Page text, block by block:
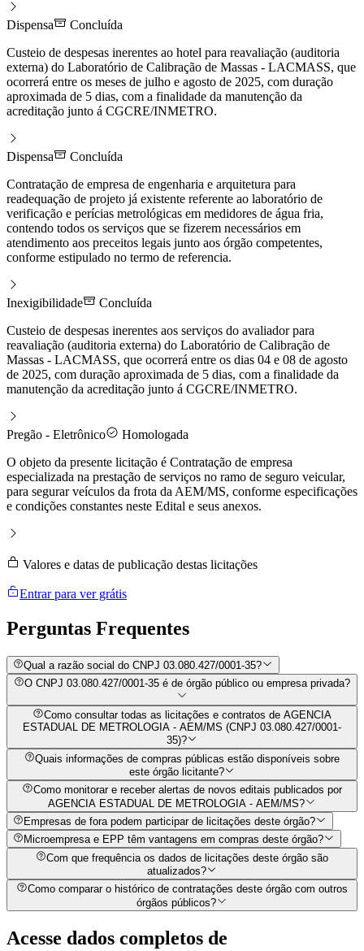
Dispensa
Concluída
Custeio de despesas inerentes ao hotel para reavaliação (auditoria
externa) do Laboratório de Calibração de Massas - LACMASS, que
ocorrerá entre os meses de julho e agosto de 2025, com duração
aproximada de 5 dias, com a finalidade da manutenção da
acreditação junto á CGCRE/INMETRO.
Dispensa
Concluída
Contratação de empresa de engenharia e arquitetura para
readequação de projeto já existente referente ao laboratório de
verificação e perícias metrológicas em medidores de água fria,
contendo todos os serviços que se fizerem necessários em
atendimento aos preceitos legais junto aos órgão competentes,
conforme estipulado no termo de referencia.
Inexigibilidade
Concluída
Custeio de despesas inerentes aos serviços do avaliador para
reavaliação (auditoria externa) do Laboratório de Calibração de
Massas - LACMASS, que ocorrerá entre os dias 04 e 08 de agosto
de 2025, com duração aproximada de 5 dias, com a finalidade da
manutenção da acreditação junto á CGCRE/INMETRO.
Pregão - Eletrônico
Homologada
O objeto da presente licitação é Contratação de empresa
especializada na prestação de serviços no ramo de seguro veicular,
para segurar veículos da frota da AEM/MS, conforme especificações
e condições constantes neste Edital e seus anexos.
Valores e datas de publicação destas licitações
Entrar para ver grátis
Perguntas Frequentes
Qual a razão social do CNPJ 03.080.427/0001-35?
O CNPJ 03.080.427/0001-35 é de órgão público ou empresa privada?
Como consultar todas as licitações e contratos de AGENCIA
ESTADUAL DE METROLOGIA - AEM/MS (CNPJ 03.080.427/0001-
35)?
Quais informações de compras públicas estão disponíveis sobre
este órgão licitante?
Como monitorar e receber alertas de novos editais publicados por
AGENCIA ESTADUAL DE METROLOGIA - AEM/MS?
Empresas de fora podem participar de licitações deste órgão?
Microempresa e EPP têm vantagens em compras deste órgão?
Com que frequência os dados de licitações deste órgão são
atualizados?
Como comparar o histórico de contratações deste órgão com outros
órgãos públicos?
Acesse dados completos de